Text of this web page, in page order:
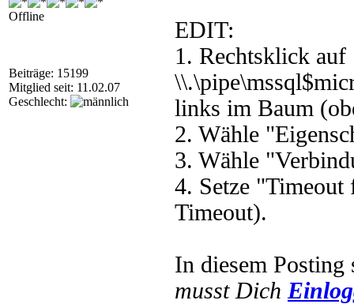
Offline
Beiträge: 15199
Mitglied seit: 11.02.07
Geschlecht:
EDIT:
1. Rechtsklick auf
links im Baum
2. Wähle
3. Wähle
4. Setze
Timeout).
In diesem
musst Dich